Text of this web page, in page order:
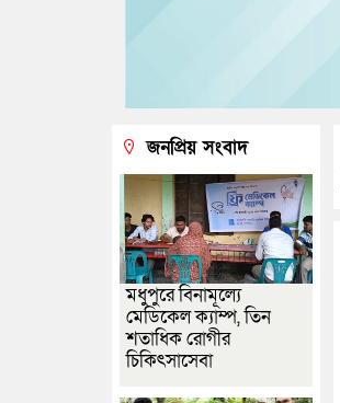
জনপ্রিয় সংবাদ
মধুপুরে বিনামূল্যে
মেডিকেল ক্যাম্প, তিন
শতাধিক রোগীর
চিকিৎসাসেবা